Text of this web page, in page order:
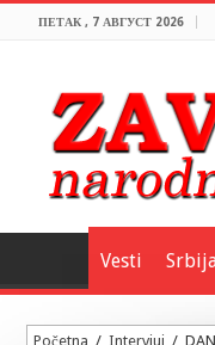
ПЕТАК , 7 АВГУСТ 2026
Vesti
Početna / Intervjui /